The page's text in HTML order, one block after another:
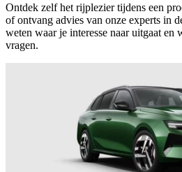
Ontdek zelf het rijplezier tijdens een
of ontvang advies van onze experts in
weten waar je interesse naar uitgaat en
vragen.